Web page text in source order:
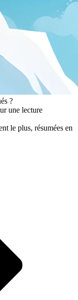
?
une lecture
le plus, résumées en